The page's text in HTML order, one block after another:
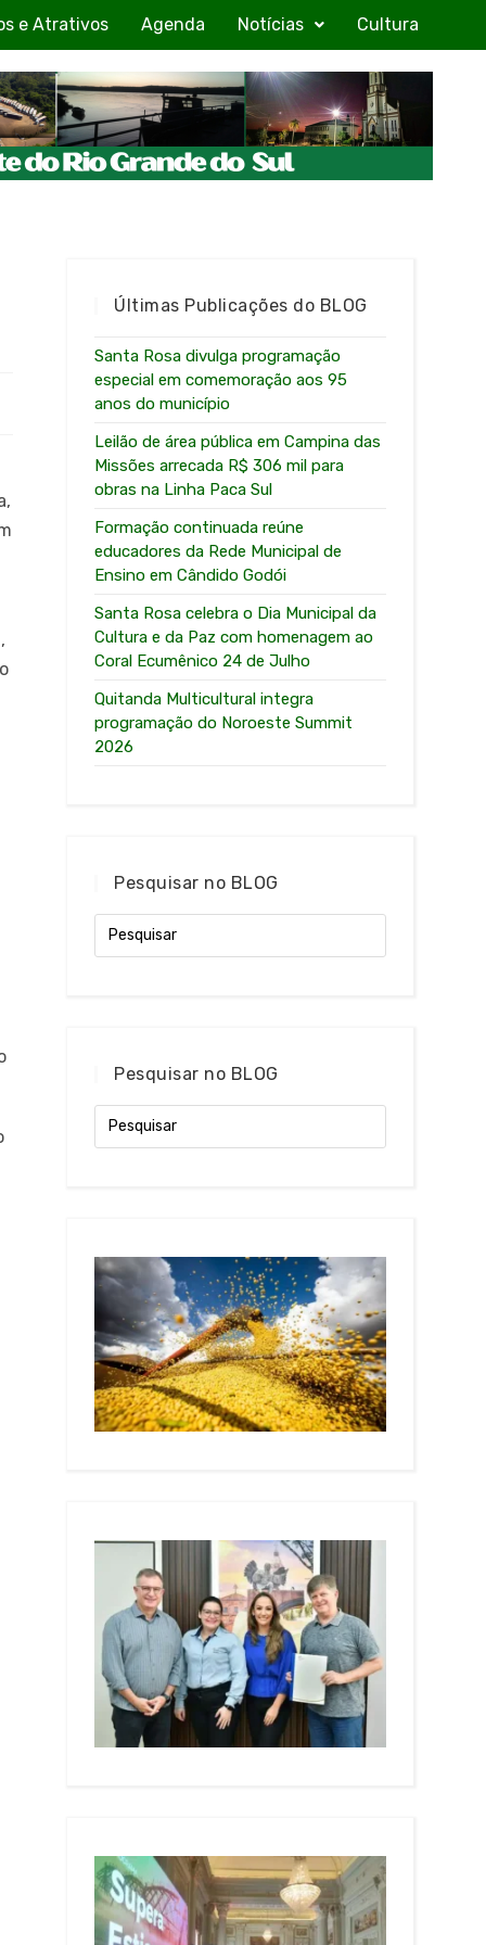
e Atrativos Agenda Notícias Cultura
Últimas Publicações do BLOG
Santa Rosa divulga programação
especial em comemoração aos 95
anos do município
Leilão de área pública em Campina das
Missões arrecada R$ 306 mil para
obras na Linha Paca Sul
Formação continuada reúne
educadores da Rede Municipal de
Ensino em Cândido Godói
Santa Rosa celebra o Dia Municipal da
Cultura e da Paz com homenagem ao
Coral Ecumênico 24 de Julho
Quitanda Multicultural integra
programação do Noroeste Summit
2026
Pesquisar no BLOG
Pesquisar no BLOG